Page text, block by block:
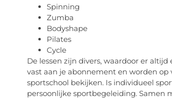
Spinning
Zumba
Bodyshape
Pilates
Cycle
De lessen zijn divers, waardoor er
vast aan je abonnement en worden
sportschool bekijken. Is individueel
persoonlijke sportbegeleiding. Samen